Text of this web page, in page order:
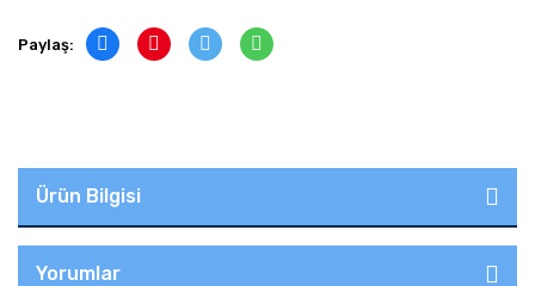
Paylaş:
Ürün Bilgisi
Yorumlar